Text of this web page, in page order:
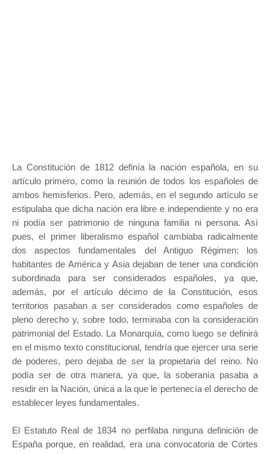
La Constitución de 1812 definía la nación española, en su
artículo primero, como la reunión de todos los españoles de
ambos hemisferios. Pero, además, en el segundo artículo se
estipulaba que dicha nación era libre e independiente y no era
ni podía ser patrimonio de ninguna familia ni persona. Así
pues, el primer liberalismo español cambiaba radicalmente
dos aspectos fundamentales del Antiguo Régimen: los
habitantes de América y Asia dejaban de tener una condición
subordinada para ser considerados españoles, ya que,
además, por el artículo décimo de la Constitución, esos
territorios pasaban a ser considerados como españoles de
pleno derecho y, sobre todo, terminaba con la consideración
patrimonial del Estado. La Monarquía, como luego se definirá
en el mismo texto constitucional, tendría que ejercer una serie
de poderes, pero dejaba de ser la propietaria del reino. No
podía ser de otra manera, ya que, la soberanía pasaba a
residir en la Nación, única a la que le pertenecía el derecho de
establecer leyes fundamentales.
El Estatuto Real de 1834 no perfilaba ninguna definición de
España porque, en realidad, era una convocatoria de Cortes